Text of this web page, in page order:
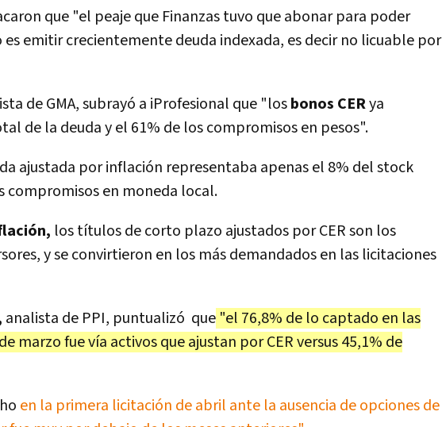
que "el peaje que Finanzas tuvo que abonar para poder
emitir crecientemente deuda indexada, es decir no licuable por
de GMA, subrayó a iProfesional que "losbonos CERya
de la deuda y el 61% de los compromisos en pesos".
ajustada por inflación representaba apenas el 8% del stock
compromisos en moneda local.
los títulos de corto plazo ajustados por CER son los
y se convirtieron en los más demandados en las licitaciones
analista de PPI, puntualizó que "el 76,8% de lo captado en las
marzo fue vía activos que ajustan por CER versus 45,1% de
en la primera licitación de abril ante la ausencia de opciones de